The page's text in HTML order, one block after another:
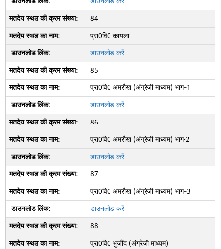
84
प्रा0वि0 कायला
डाउनलोड करें
85
प्रा0वि0 अमरौख (अंग्रेजी माध्यम) भाग–1
डाउनलोड करें
86
प्रा0वि0 अमरौख (अंग्रेजी माध्यम) भाग-2
डाउनलोड करें
87
प्रा0वि0 अमरौख (अंग्रेजी माध्यम) भाग–3
डाउनलोड करें
88
प्रा0वि0 भुजौंद (अंग्रेजी माध्यम)